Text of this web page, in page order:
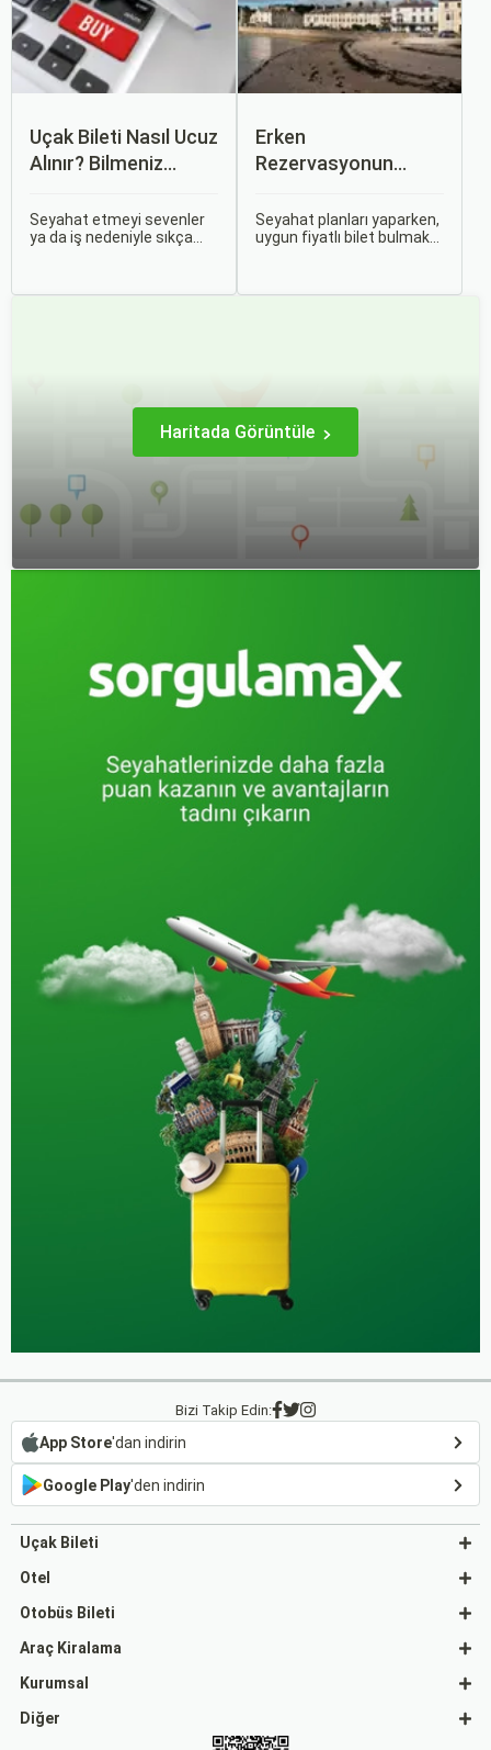
Uçak Bileti Nasıl Ucuz
Alınır? Bilmeniz
Detaylar
Seyahat etmeyi sevenler
ya da iş nedeniyle sıkça
Erken
Rezervasyonun
Otobüs Bileti Satın
Alma İpuçları
Seyahat planları yaparken,
uygun fiyatlı bilet bulmak
yaşamanızı sağlar.
Haritada Görüntüle
Bizi Takip Edin:
App Store'dan indirin
Google Play'den indirin
Uçak Bileti
Otel
Otobüs Bileti
Araç Kiralama
Kurumsal
Diğer